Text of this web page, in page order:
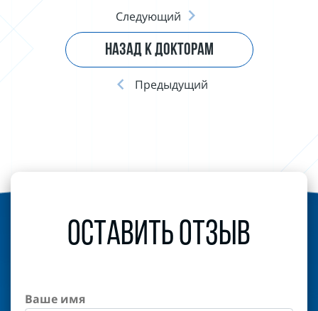
Следующий
НАЗАД К ДОКТОРАМ
Предыдущий
Оставить отзыв
Ваше имя